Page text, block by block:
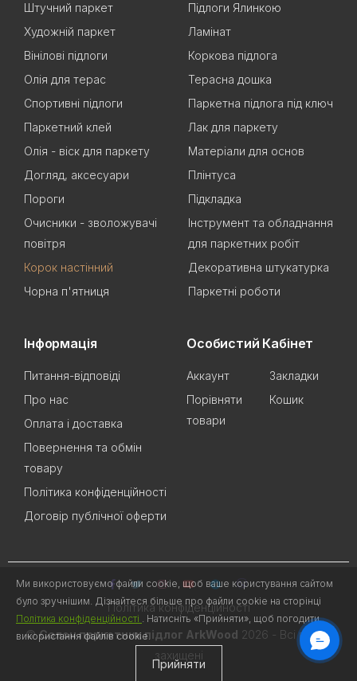
Штучний паркет
Підлоги Ялинкою
Художній паркет
Ламінат
Вінілові підлоги
Коркова підлога
Олія для терас
Терасна дошка
Спортивні підлоги
Паркетна підлога під ключ
Паркетний клей
Лак для паркету
Олія - віск для паркету
Матеріали для основ
Догляд, аксесуари
Плінтуса
Пороги
Підкладка
Очисники - зволожувачі
повітря
Інструмент та обладнання
для паркетних робіт
Корок настінний
Декоративна штукатурка
Чорна п'ятниця
Паркетні роботи
Інформація
Питання-відповіді
Про нас
Оплата і доставка
Повернення та обмін
товару
Політика конфіденційності
Договір публічної оферти
Особистий Кабінет
Аккаунт
Закладки
Порівняти
товари
Кошик
©Салон паркетних підлог ArkWood 2026 - Всі права
захищені
Політика конфіденційності
Ми використовуємо файли cookie, щоб ваше користування сайтом
було зручнішим. Дізнайтеся більше про файли cookie на сторінці
Політика конфіденційності . Натисніть «Прийняти», щоб погодити
використання файлів cookie.
Прийняти